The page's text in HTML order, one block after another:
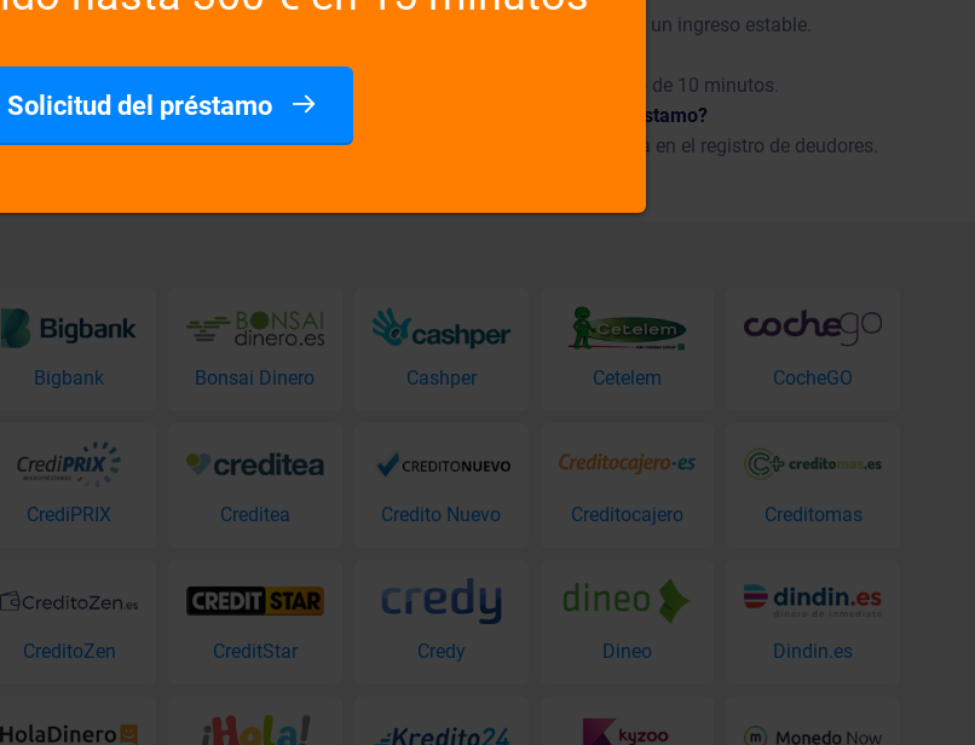
Solicitud del préstamo
La condición es la ciudadanía española, min. 18 años de un ingreso estable.
La decisión sobre la aprobación, que será enviado dentro de 10 minutos.
Tengo una entrada en el registro, puedo obtener un préstamo?
El préstamo está destinado a los solicitantes y se registra en el registro de deudores.
Bigbank Bonsai Dinero Cashper Cetelem CocheGO
CrediPRIX Creditea Credito Nuevo Creditocajero Creditomas
CreditoZen CreditStar Credy Dineo Dindin.es